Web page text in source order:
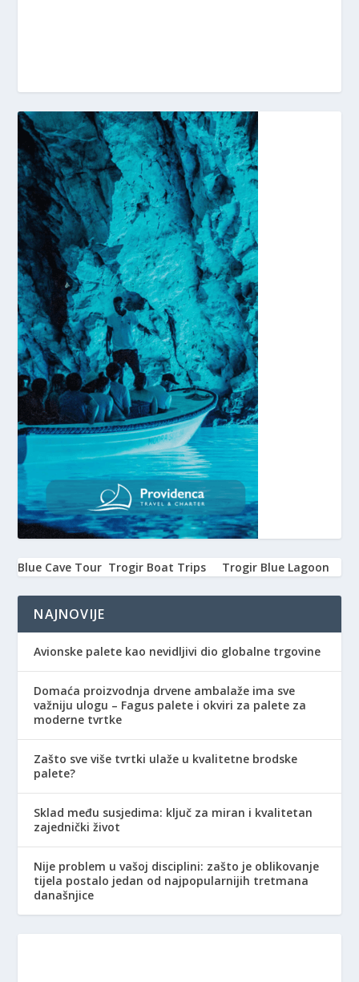
Blue Cave Tour Trogir Boat Trips Trogir Blue Lagoon
NAJNOVIJE
Avionske palete kao nevidljivi dio globalne trgovine
Domaća proizvodnja drvene ambalaže ima sve
važniju ulogu – Fagus palete i okviri za palete za
moderne tvrtke
Zašto sve više tvrtki ulaže u kvalitetne brodske
palete?
Sklad među susjedima: ključ za miran i kvalitetan
zajednički život
Nije problem u vašoj disciplini: zašto je oblikovanje
tijela postalo jedan od najpopularnijih tretmana
današnjice